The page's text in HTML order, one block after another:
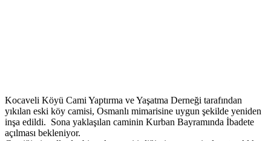
Kocaveli Köyü Cami Yaptırma ve Yaşatma Derneği tarafından
yıkılan eski köy camisi, Osmanlı mimarisine uygun şekilde yeniden
inşa edildi. Sona yaklaşılan caminin Kurban Bayramında İbadete
açılması bekleniyor.